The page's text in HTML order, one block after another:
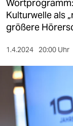
gesellschaft
kultur
sport
berlin
nord
wahrheit
Kulturwelle als
größere
1.4.2024 20:00 Uhr